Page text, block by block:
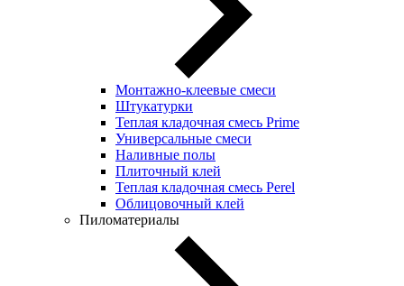
Монтажно-клеевые смеси
Штукатурки
Теплая кладочная смесь Prime
Универсальные смеси
Наливные полы
Плиточный клей
Теплая кладочная смесь Perel
Облицовочный клей
Пиломатериалы